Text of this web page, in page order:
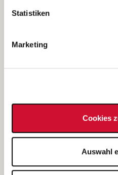
unserer
Statistiken
Marketing
Cookies
Auswahl
(Ein Tochterunternehmen des
e.V.)
Bewerbung als
Bewerbung als Erzieher*in
AWO Gliederungen nach